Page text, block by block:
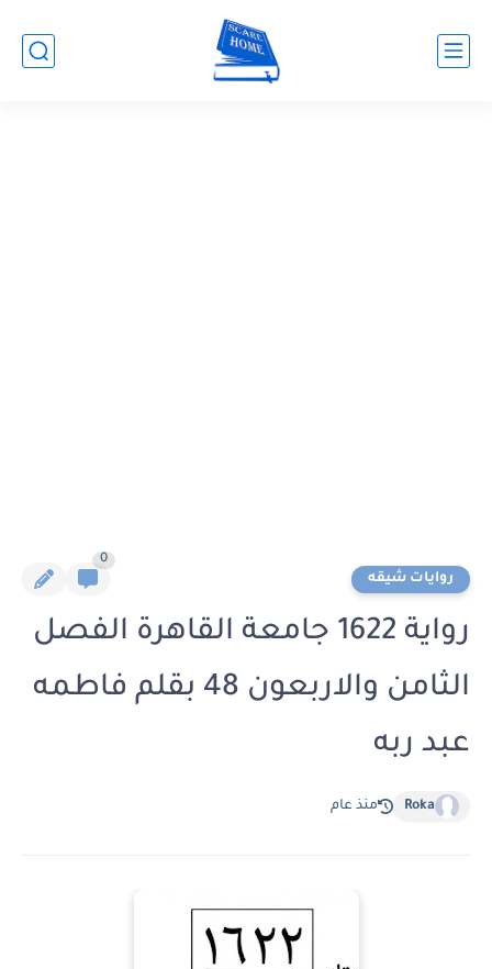
روايات شيقه
0
رواية 1622 جامعة القاهرة الفصل
الثامن والاربعون 48 بقلم فاطمه
عبد ربه
Roka منذ عام